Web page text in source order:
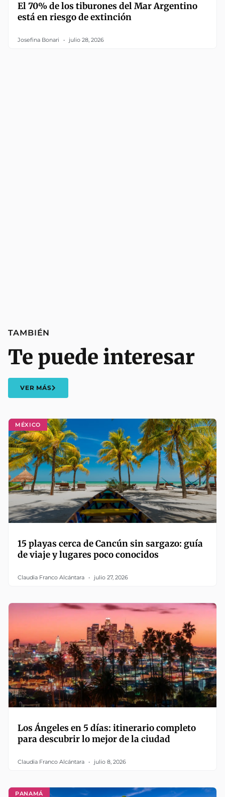
El 70% de los tiburones del Mar Argentino
está en riesgo de extinción
Josefina Bonari julio 28, 2026
MÉXICO
15 playas cerca de Cancún sin sargazo: guía
de viaje y lugares poco conocidos
Claudia Franco Alcántara julio 27, 2026
Los Ángeles en 5 días: itinerario completo
para descubrir lo mejor de la ciudad
Claudia Franco Alcántara julio 8, 2026
PANAMÁ
TAMBIÉN
Te puede interesar
VER MÁS